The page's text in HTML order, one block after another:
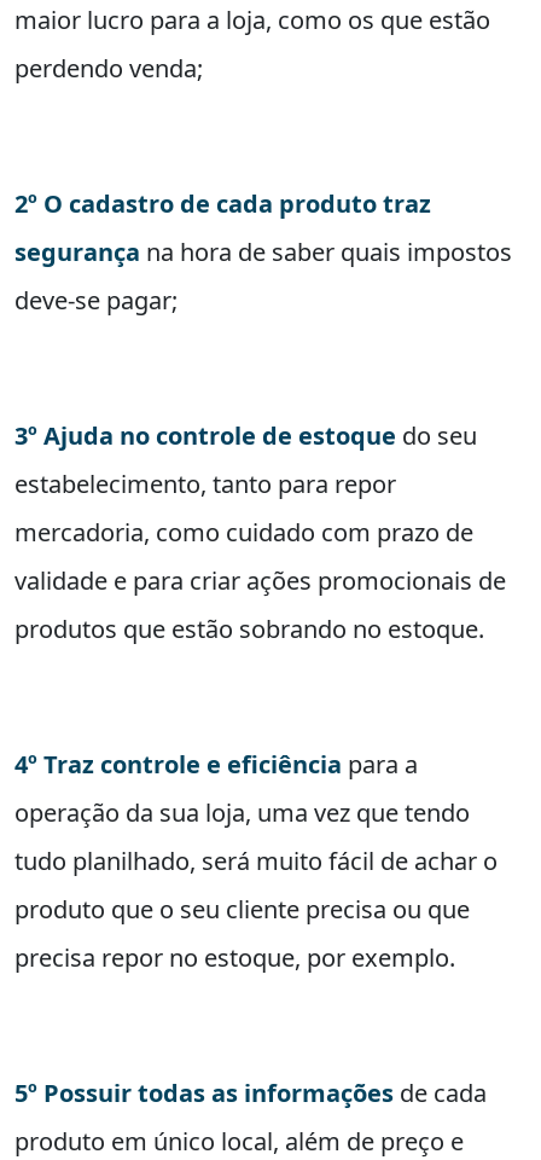
maior lucro para a loja, como os que estão
perdendo venda;
2º O cadastro de cada produto traz
segurança na hora de saber quais impostos
deve-se pagar;
3º Ajuda no controle de estoque do seu
estabelecimento, tanto para repor
mercadoria, como cuidado com prazo de
validade e para criar ações promocionais de
produtos que estão sobrando no estoque.
4º Traz controle e eficiência para a
operação da sua loja, uma vez que tendo
tudo planilhado, será muito fácil de achar o
produto que o seu cliente precisa ou que
precisa repor no estoque, por exemplo.
5º Possuir todas as informações de cada
produto em único local, além de preço e